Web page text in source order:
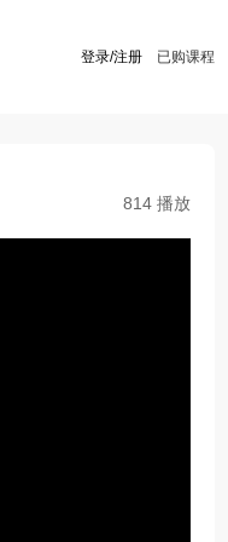
登录/注册 已购课程
814 播放